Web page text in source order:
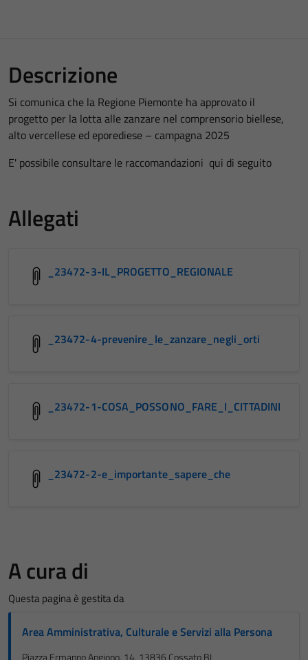
Descrizione
Si comunica che la Regione Piemonte ha approvato il
progetto per la lotta alle zanzare nel comprensorio biellese,
alto vercellese ed eporediese – campagna 2025
E' possibile consultare le raccomandazioni qui di seguito
Allegati
_23472-3-IL_PROGETTO_REGIONALE
_23472-4-prevenire_le_zanzare_negli_orti
_23472-1-COSA_POSSONO_FARE_I_CITTADINI
_23472-2-e_importante_sapere_che
A cura di
Questa pagina è gestita da
Area Amministrativa, Culturale e Servizi alla Persona